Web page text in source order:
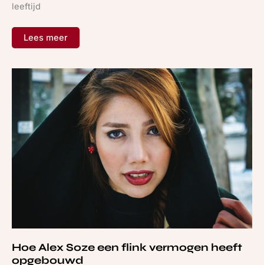
leeftijd
Lees meer
Hoe Alex Soze een flink vermogen heeft
opgebouwd
Hoe
Alex
Soze
een
flink
vermogen
heeft
opgebouwd